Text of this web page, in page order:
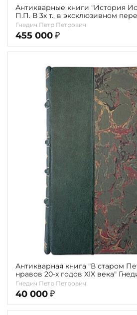
Антикварные книги "История
П.П. В 3х т., в эксклюзивном
Гнедич Петр Петрович
455 000 ₽
Антикварная книга "В старом
нравов 20-х годов XIX века"
Гнедич Петр Петрович
40 000 ₽